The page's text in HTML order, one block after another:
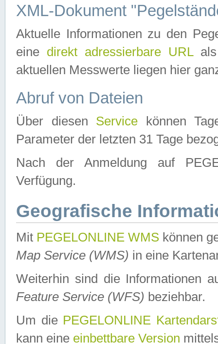
XML-Dokument
Aktuelle Informationen zu den
eine direkt adressierbare URLals
aktuellen Messwerte liegen hier
Abruf von Dateien
Über diesen Service können
Parameter der letzten 31 Tage
Nach der Anmeldung auf
Verfügung.
Geografische
Mit PEGELONLINE WMS können
Map Service (WMS) in eine
Weiterhin sind die Informationen
Feature Service (WFS) beziehbar.
Um die PEGELONLINE
kann eine einbettbare Version